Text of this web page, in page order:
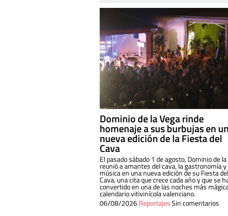
Dominio de la Vega rinde
homenaje a sus burbujas en
nueva edición de la Fiesta del
Cava
El pasado sábado 1 de agosto, Dominio de
reunió a amantes del cava, la gastronomía y
música en una nueva edición de su Fiesta del
Cava, una cita que crece cada año y que se
convertido en una de las noches más
calendario vitivinícola valenciano.
06/08/2026ReportajesSin comentarios